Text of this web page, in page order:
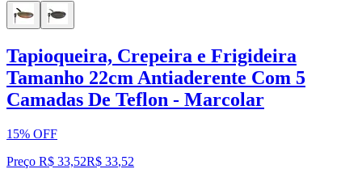
Tapioqueira, Crepeira e Frigideira
Tamanho 22cm Antiaderente Com 5
Camadas De Teflon - Marcolar
15% OFF
Preço R$ 33,52R$ 33,52